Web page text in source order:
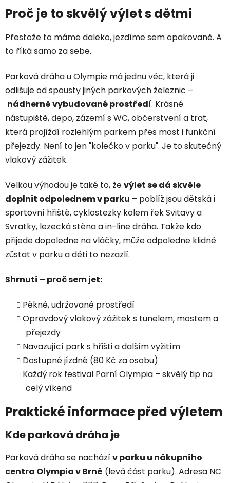
Proč je to skvělý výlet s dětmi
Přestože to máme daleko, jezdíme sem opakovaně. A
to říká samo za sebe.
Parková dráha u Olympie má jednu věc, která ji
odlišuje od spousty jiných parkových železnic –
nádherně vybudované prostředí. Krásné
nástupiště, depo, zázemí s WC, občerstvení a trat,
která projíždí rozlehlým parkem přes most i funkční
přejezdy. Není to jen "kolečko v parku". Je to skutečný
vlakový zážitek.
Velkou výhodou je také to, ževýlet se dá skvěle
doplnit odpolednem v parku – poblíž jsou dětská i
sportovní hřiště, cyklostezky kolem řek Svitavy a
Svratky, lezecká stěna a in-line dráha. Takže kdo
přijede dopoledne na vláčky, může odpoledne klidně
zůstat v parku a děti to nezazlí.
Shrnutí – proč sem jet:
Pěkné, udržované prostředí
Opravdový vlakový zážitek s tunelem, mostem a
přejezdy
Navazující park s hřišti a dalším vyžitím
Dostupné jízdné (80 Kč za osobu)
Každý rok festival Parní Olympia – skvělý tip na
celý víkend
Praktické informace před výletem
Kde parková dráha je
Parková dráha se nacházív parku u nákupního
centra Olympia v Brně (levá část parku). Adresa NC